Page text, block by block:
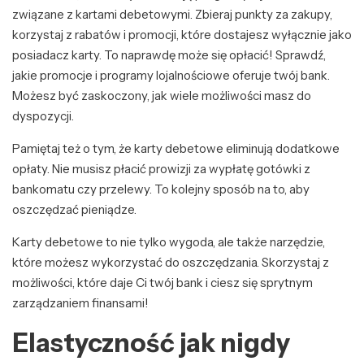
związane z kartami debetowymi. Zbieraj punkty za zakupy,
korzystaj z rabatów i promocji, które dostajesz wyłącznie jako
posiadacz karty. To naprawdę może się opłacić! Sprawdź,
jakie promocje i programy lojalnościowe oferuje twój bank.
Możesz być zaskoczony, jak wiele możliwości masz do
dyspozycji.
Pamiętaj też o tym, że karty debetowe eliminują dodatkowe
opłaty. Nie musisz płacić prowizji za wypłatę gotówki z
bankomatu czy przelewy. To kolejny sposób na to, aby
oszczędzać pieniądze.
Karty debetowe to nie tylko wygoda, ale także narzędzie,
które możesz wykorzystać do oszczędzania. Skorzystaj z
możliwości, które daje Ci twój bank i ciesz się sprytnym
zarządzaniem finansami!
Elastyczność jak nigdy